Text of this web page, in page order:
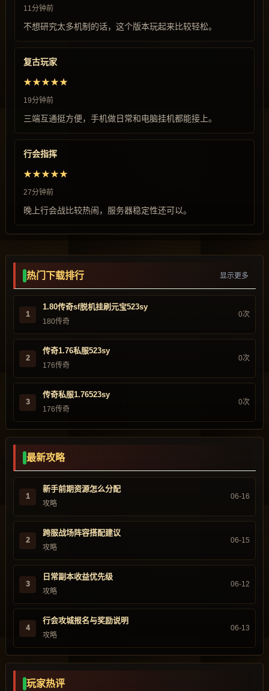
11分钟前
不想研究太多机制的话，这个版本玩起来比较轻松。
复古玩家
★★★★★
19分钟前
三端互通挺方便，手机做日常和电脑挂机都能接上。
行会指挥
★★★★★
27分钟前
晚上行会战比较热闹，服务器稳定性还可以。
热门下载排行 显示更多
1
1.80传奇sf脱机挂刷元宝523sy
180传奇
0次
2
传奇1.76私服523sy
176传奇
0次
3
传奇私服1.76523sy
176传奇
0次
最新攻略
1
新手前期资源怎么分配
攻略
06-16
2
跨服战场阵容搭配建议
攻略
06-15
3
日常副本收益优先级
攻略
06-12
4
行会攻城报名与奖励说明
攻略
06-13
玩家热评